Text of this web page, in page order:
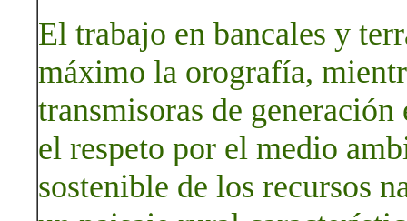
El trabajo en bancales y
máximo la orografía,
transmisoras de generación
el respeto por el medio
sostenible de los recursos